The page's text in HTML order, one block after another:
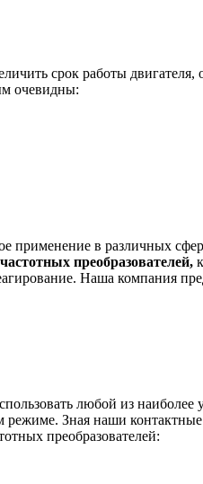
срок работы двигателя,
очевидны:
применение в различных
преобразователей,
Наша компания
любой из наиболее
режиме. Зная наши
преобразователей: